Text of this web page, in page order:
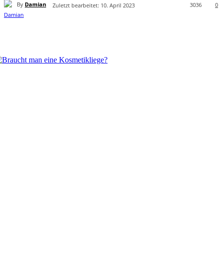
By Damian Zuletzt bearbeitet: 10. April 2023 0
3036